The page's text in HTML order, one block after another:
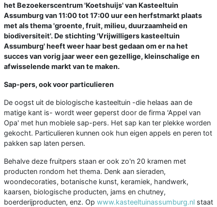
het Bezoekerscentrum 'Koetshuijs' van Kasteeltuin
Assumburg van 11:00 tot 17:00 uur een herfstmarkt plaats
met als thema 'groente, fruit, milieu, duurzaamheid en
biodiversiteit'. De stichting 'Vrijwilligers kasteeltuin
Assumburg' heeft weer haar best gedaan om er na het
succes van vorig jaar weer een gezellige, kleinschalige en
afwisselende markt van te maken.
Sap-pers, ook voor particulieren
De oogst uit de biologische kasteeltuin -die helaas aan de
matige kant is- wordt weer geperst door de firma 'Appel van
Opa' met hun mobiele sap-pers. Het sap kan ter plekke worden
gekocht. Particulieren kunnen ook hun eigen appels en peren tot
pakken sap laten persen.
Behalve deze fruitpers staan er ook zo'n 20 kramen met
producten rondom het thema. Denk aan sieraden,
woondecoraties, botanische kunst, keramiek, handwerk,
kaarsen, biologische producten, jams en chutney,
boerderijproducten, enz. Op www.kasteeltuinassumburg.nl staat